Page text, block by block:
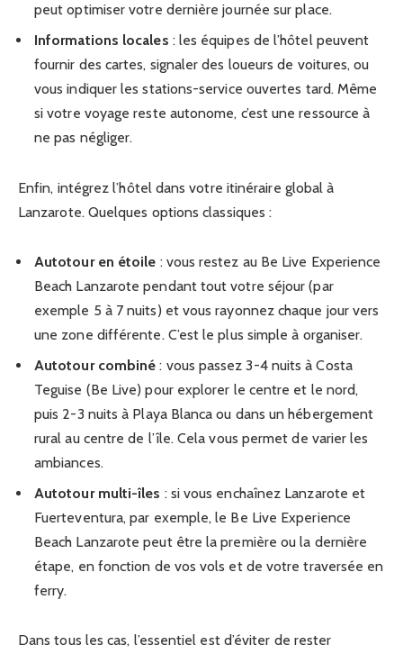
peut optimiser votre dernière journée sur place.
Informations locales : les équipes de l’hôtel peuvent
fournir des cartes, signaler des loueurs de voitures, ou
vous indiquer les stations-service ouvertes tard. Même
si votre voyage reste autonome, c’est une ressource à
ne pas négliger.
Enfin, intégrez l’hôtel dans votre itinéraire global à
Lanzarote. Quelques options classiques :
Autotour en étoile : vous restez au Be Live Experience
Beach Lanzarote pendant tout votre séjour (par
exemple 5 à 7 nuits) et vous rayonnez chaque jour vers
une zone différente. C’est le plus simple à organiser.
Autotour combiné : vous passez 3-4 nuits à Costa
Teguise (Be Live) pour explorer le centre et le nord,
puis 2-3 nuits à Playa Blanca ou dans un hébergement
rural au centre de l’île. Cela vous permet de varier les
ambiances.
Autotour multi-îles : si vous enchaînez Lanzarote et
Fuerteventura, par exemple, le Be Live Experience
Beach Lanzarote peut être la première ou la dernière
étape, en fonction de vos vols et de votre traversée en
ferry.
Dans tous les cas, l’essentiel est d’éviter de rester